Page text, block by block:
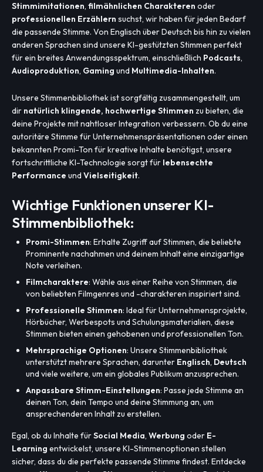
Stimmimitationen, filmähnlichen Charakteren oder
professionellen Erzählern suchst, wir haben für jeden Bedarf
die passende Stimme. Von Englisch über Deutsch bis hin zu vielen
anderen Sprachen sind unsere KI-gestützten Stimmen perfekt
für ein breites Anwendungsspektrum, einschließlich Podcasts,
Audioproduktion, Gaming und Multimedia-Inhalten.
Unsere Stimmenbibliothek ist sorgfältig zusammengestellt, um
dir natürlich klingende, hochwertige Stimmen zu bieten, die
deine Projekte mit nahtloser Integration verbessern. Ob du eine
autoritäre Stimme für Unternehmenspräsentationen oder einen
bekannten Promi-Ton für kreative Inhalte benötigst, unsere
fortschrittliche KI-Technologie sorgt für lebensechte
Performance undVielseitigkeit.
Wichtige Funktionen unserer KI-
Stimmenbibliothek:
Promi-Stimmen: Erhalte Zugriff auf Stimmen, die beliebte
Prominente nachahmen und deinem Inhalt eine einzigartige
Note verleihen.
Filmcharaktere: Wähle aus einer Reihe von Stimmen, die
von beliebten Filmgenres und -charakteren inspiriert sind.
Professionelle Stimmen: Ideal für Unternehmensprojekte,
Hörbücher, Werbespots und Schulungsmaterialien, diese
Stimmen bieten einen gehobenen und professionellen Ton.
Mehrsprachige Optionen: Unsere Stimmenbibliothek
unterstützt mehrere Sprachen, darunter Englisch, Deutsch
und viele weitere, um ein globales Publikum anzusprechen.
Anpassbare Stimm-Einstellungen: Passe jede Stimme an
deinen Ton, dein Tempo und deine Stimmung an, um
ansprechenderen Inhalt zu erstellen.
Egal, ob du Inhalte fürSocial Media, Werbung oder E-
Learning entwickelst, unsere KI-Stimmenoptionen stellen
sicher, dass du die perfekte passende Stimme findest. Entdecke